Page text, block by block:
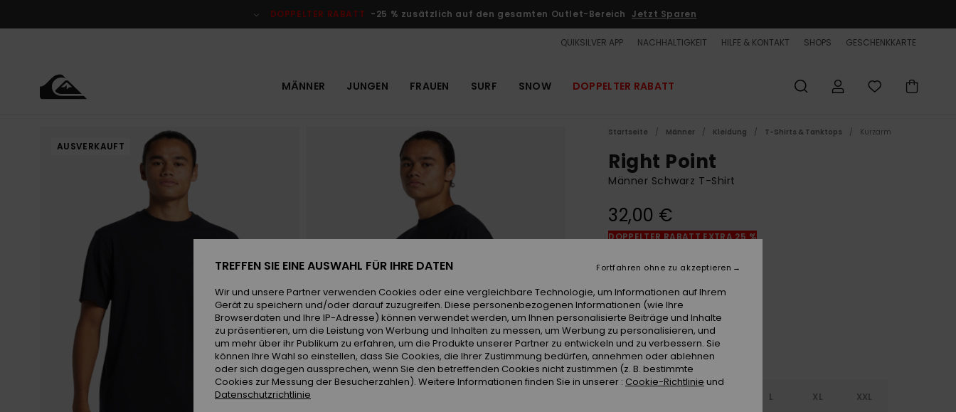
DOPPELTER RABATT -25 % zusätzlich auf den gesamten Outlet-Bereich Jetzt Sparen
QUIKSILVER APP NACHHALTIGKEIT HILFE & KONTAKT SHOPS GESCHENKKARTE
MÄNNER JUNGEN FRAUEN SURF SNOW DOPPELTER RABATT
AUSVERKAUFT
Startseite Männer Kleidung T-Shirts & Tanktops Kurzarm
Right Point
Männer Schwarz T-Shirt
32,00 €
DOPPELTER RABATT EXTRA 25 %
Black
L XL XXL
TREFFEN SIE EINE AUSWAHL FÜR IHRE DATEN
Wir und unsere Partner verwenden Cookies oder eine vergleichbare Technologie, um Informationen auf Ihrem
Gerät zu speichern und/oder darauf zuzugreifen. Diese personenbezogenen Informationen (wie Ihre
Browserdaten und Ihre IP-Adresse) können verwendet werden, um Ihnen personalisierte Beiträge und Inhalte
zu präsentieren, um die Leistung von Werbung und Inhalten zu messen, um Werbung zu personalisieren, und
um mehr über ihr Publikum zu erfahren, um die Produkte unserer Partner zu entwickeln und zu verbessern. Sie
können Ihre Wahl so einstellen, dass Sie Cookies, die Ihrer Zustimmung bedürfen, annehmen oder ablehnen
oder sich dagegen aussprechen, wenn Sie den betreffenden Cookies nicht zustimmen (z. B. bestimmte
Cookies zur Messung der Besucherzahlen). Weitere Informationen finden Sie in unserer : Cookie-Richtlinie und
Datenschutzrichtlinie
Fortfahren ohne zu akzeptieren